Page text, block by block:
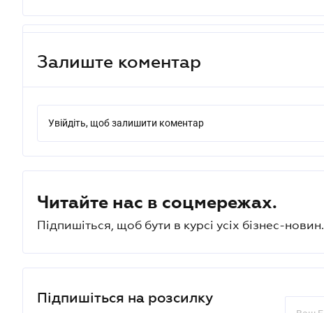
Залиште коментар
Увійдіть, щоб залишити коментар
Читайте нас в соцмережах.
Підпишіться, щоб бути в курсі усіх бізнес-новин.
Підпишіться на розсилку